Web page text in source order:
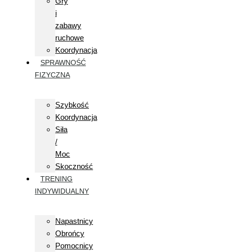
i
zabawy
ruchowe
Koordynacja
SPRAWNOŚĆ
FIZYCZNA
Szybkość
Koordynacja
Siła
/
Moc
Skoczność
TRENING
INDYWIDUALNY
Napastnicy
Obrońcy
Pomocnicy